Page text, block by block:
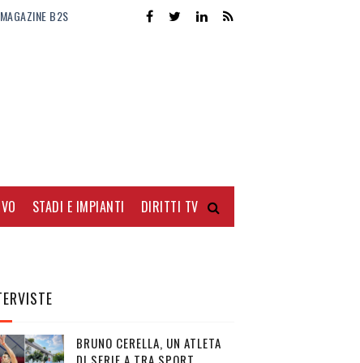
MAGAZINE B2S
STADI E IMPIANTI DIRITTI TV
BRUNO CERELLA, UN ATLETA